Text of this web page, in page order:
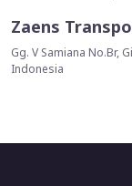
Zaens
Gg. V Samiana No.Br,
Indonesia